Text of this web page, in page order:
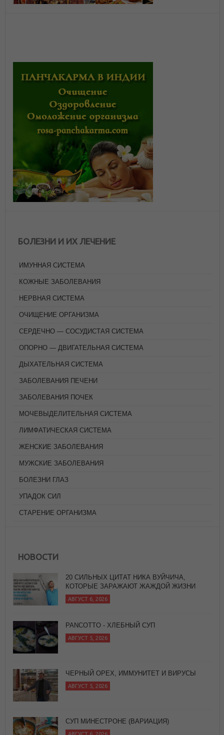
БОЛЕЗНИ И ИХ ЛЕЧЕНИЕ
ИМУННАЯ СИСТЕМА
КОЖНЫЕ ЗАБОЛЕВАНИЯ
НЕРВНАЯ СИСТЕМА
ОЧИЩЕНИЕ ОРГАНИЗМА
СЕРДЕЧНО — СОСУДИСТАЯ СИСТЕМА
ОПОРНО — ДВИГАТЕЛЬНАЯ СИСТЕМА
ДЫХАТЕЛЬНАЯ СИСТЕМА
ЗАБОЛЕВАНИЯ ПЕЧЕНИ
ЗАБОЛЕВАНИЯ ПОЧЕК
МОЧЕВЫДЕЛИТЕЛЬНАЯ СИСТЕМА
ЛИМФАТИЧЕСКАЯ СИСТЕМА
ЖЕНСКИЕ ЗАБОЛЕВАНИЯ
МУЖСКИЕ ЗАБОЛЕВАНИЯ
БОЛЕЗНИ ГЛАЗ
УПАДОК СИЛ
СТАРЕНИЕ ОРГАНИЗМА
НОВОСТИ
20 СИЛЬНЫХ ЦИТАТ НИКА ВУЙЧИЧА,
КОТОРЫЕ ЗАРАЖАЮТ ЖАЖДОЙ ЖИЗНИ
АВГУСТ 6, 2026
PANCOTTO - ХЛЕБНЫЙ СУП
АВГУСТ 5, 2026
ЧЕРНЫЙ ОРЕХ, ИММУНИТЕТ И ВИРУСЫ
АВГУСТ 5, 2026
СУП МИНЕСТРОНЕ (ВАРИАЦИЯ)